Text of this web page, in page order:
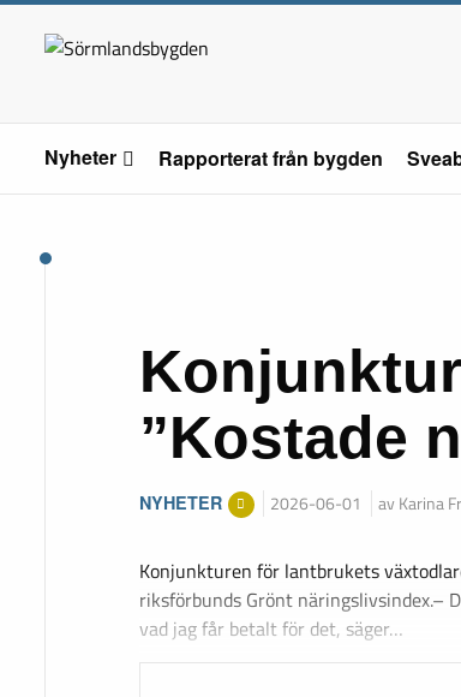
Nyheter Rapporterat från bygden
”Kostade
NYHETER 2026-06-01 av Karina
Konjunkturen för lantbrukets
riksförbunds Grönt näringslivsindex.–
vad jag får betalt för det, säger…